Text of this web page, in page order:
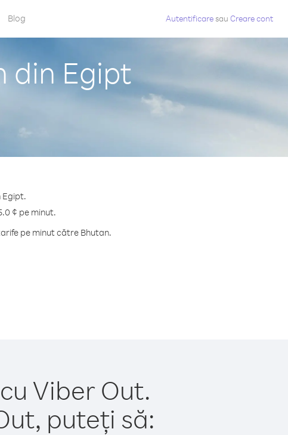
Blog Autentificaresau Creare cont
din Egipt
Egipt.
¢ pe minut.
pe minut către Bhutan.
Viber Out.
puteți să: